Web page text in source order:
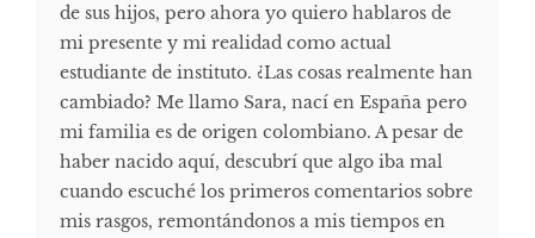
de sus hijos, pero ahora yo quiero hablaros de
mi presente y mi realidad como actual
estudiante de instituto. ¿Las cosas realmente han
cambiado? Me llamo Sara, nací en España pero
mi familia es de origen colombiano. A pesar de
haber nacido aquí, descubrí que algo iba mal
cuando escuché los primeros comentarios sobre
mis rasgos, remontándonos a mis tiempos en